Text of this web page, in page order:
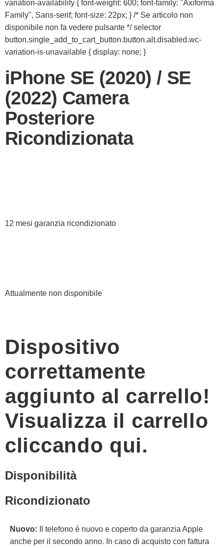
variation-availability { font-weight: 600; font-family: "Axiforma
Family", Sans-serif; font-size: 22px; } /* Se articolo non
disponibile non fa vedere pulsante */ selector
button.single_add_to_cart_button.button.alt.disabled.wc-
variation-is-unavailable { display: none; }
iPhone SE (2020) / SE
(2022) Camera
Posteriore
Ricondizionata
12 mesi garanzia ricondizionato
Attualmente non disponibile
Dispositivo
correttamente
aggiunto al carrello!
Visualizza il carrello
cliccando qui.
Disponibilità
Ricondizionato
Nuovo:
Il telefono è nuovo e coperto da garanzia Apple
anche per il secondo anno. In caso di acquisto con fattura